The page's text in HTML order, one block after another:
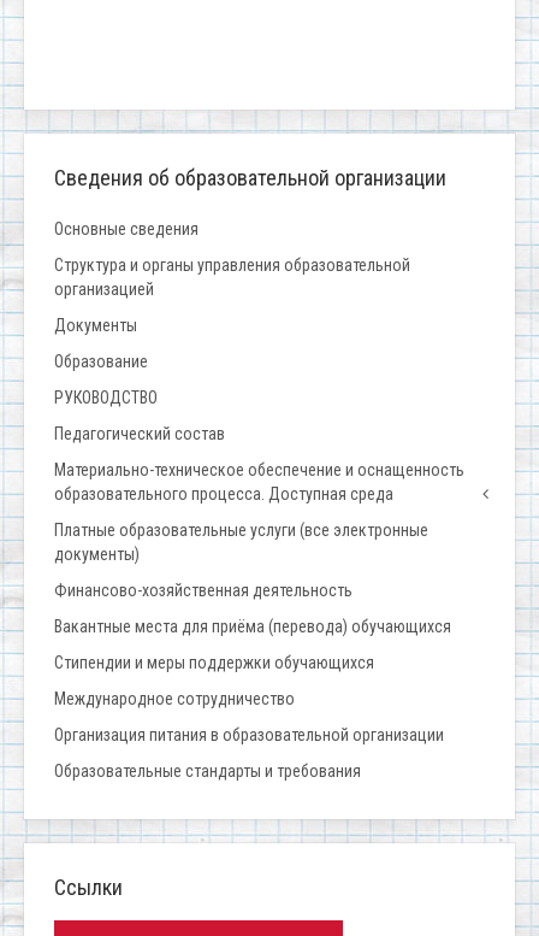
Сведения об образовательной организации
Основные сведения
Структура и органы управления образовательной
организацией
Документы
Образование
РУКОВОДСТВО
Педагогический состав
Материально-техническое обеспечение и оснащенность
образовательного процесса. Доступная среда
Платные образовательные услуги (все электронные
документы)
Финансово-хозяйственная деятельность
Вакантные места для приёма (перевода) обучающихся
Стипендии и меры поддержки обучающихся
Международное сотрудничество
Организация питания в образовательной организации
Образовательные стандарты и требования
Ссылки